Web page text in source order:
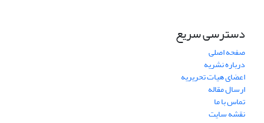
دسترسی سریع
صفحه اصلی
درباره نشریه
اعضای هیات تحریریه
ارسال مقاله
تماس با ما
نقشه سایت